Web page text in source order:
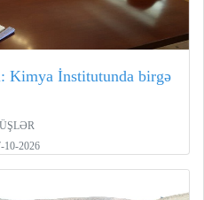
Kimya İnstitutunda birgə
10-2026